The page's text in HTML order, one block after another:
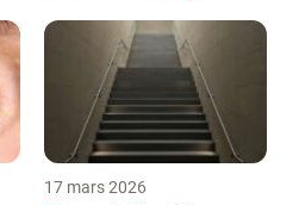
17 mars 2026